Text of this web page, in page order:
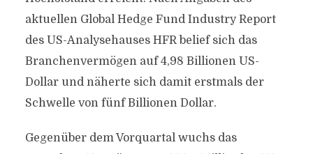
aktuellen Global Hedge Fund Industry Report
des US-Analysehauses HFR belief sich das
Branchenvermögen auf 4,98 Billionen US-
Dollar und näherte sich damit erstmals der
Schwelle von fünf Billionen Dollar.
Gegenüber dem Vorquartal wuchs das